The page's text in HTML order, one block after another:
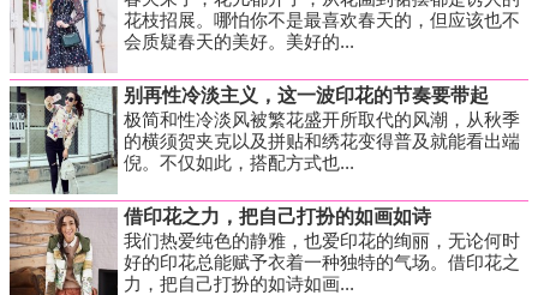
花枝招展。哪怕你不是最喜欢春天的，但应该也不
会质疑春天的美好。美好的...
别再性冷淡主义，这一波印花的节奏要带起
极简和性冷淡风被繁花盛开所取代的风潮，从秋季
的横须贺夹克以及拼贴和绣花变得普及就能看出端
倪。不仅如此，搭配方式也...
借印花之力，把自己打扮的如画如诗
我们热爱纯色的静雅，也爱印花的绚丽，无论何时
好的印花总能赋予衣着一种独特的气场。借印花之
力，把自己打扮的如诗如画...